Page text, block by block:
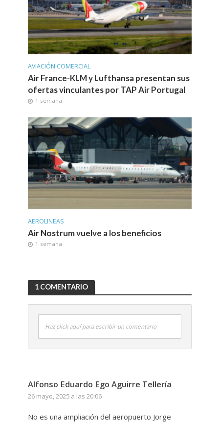
AVIACIÓN COMERCIAL
Air France-KLM y Lufthansa presentan sus
ofertas vinculantes por TAP Air Portugal
1 semana
AEROLINEAS
Air Nostrum vuelve a los beneficios
1 semana
1 COMENTARIO
Haz click aquí para escribir un comentario
Alfonso Eduardo Ego Aguirre Tellería
26 mayo, 2025 a las 20:06
No es una ampliación del aeropuerto Jorge